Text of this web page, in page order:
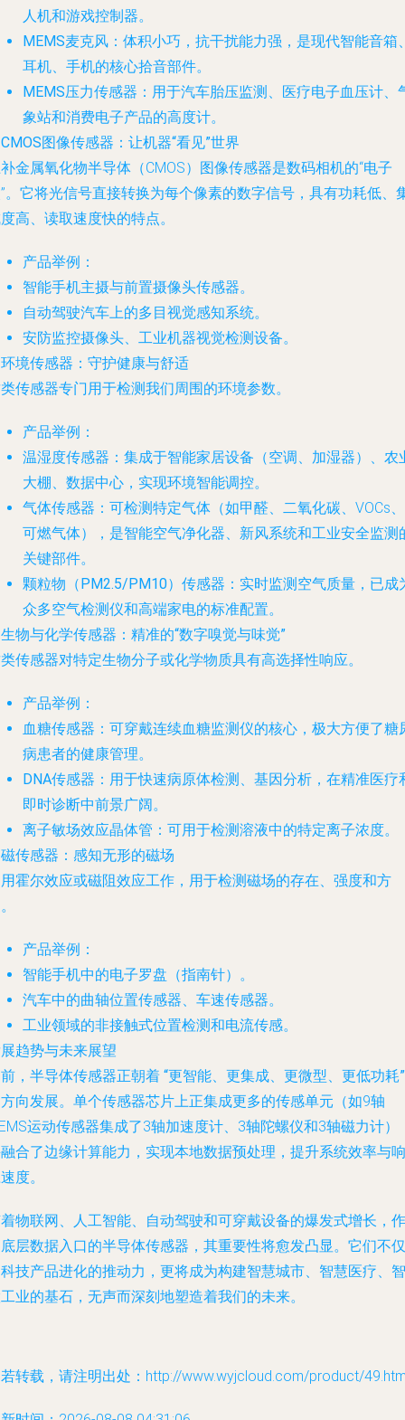
人机和游戏控制器。
MEMS麦克风 ：体积小巧，抗干扰能力强，是现代智能音箱
耳机、手机的核心拾音部件。
MEMS压力传感器 ：用于汽车胎压监测、医疗电子血压计、
象站和消费电子产品的高度计。
图像传感器：让机器“看见”世界
金属氧化物半导体（CMOS）图像传感器是数码相机的“电子
。它将光信号直接转换为每个像素的数字信号，具有功耗低、
高、读取速度快的特点。
产品举例 ：
智能手机主摄与前置摄像头传感器。
自动驾驶汽车上的多目视觉感知系统。
安防监控摄像头、工业机器视觉检测设备。
境传感器：守护健康与舒适
传感器专门用于检测我们周围的环境参数。
产品举例 ：
温湿度传感器 ：集成于智能家居设备（空调、加湿器）、农
大棚、数据中心，实现环境智能调控。
气体传感器 ：可检测特定气体（如甲醛、二氧化碳、VOCs、
可燃气体），是智能空气净化器、新风系统和工业安全监测
关键部件。
颗粒物（PM2.5/PM10）传感器 ：实时监测空气质量，已成
众多空气检测仪和高端家电的标准配置。
物与化学传感器：精准的“数字嗅觉与味觉”
传感器对特定生物分子或化学物质具有高选择性响应。
产品举例 ：
血糖传感器 ：可穿戴连续血糖监测仪的核心，极大方便了糖
病患者的健康管理。
DNA传感器 ：用于快速病原体检测、基因分析，在精准医疗
即时诊断中前景广阔。
离子敏场效应晶体管 ：可用于检测溶液中的特定离子浓度。
传感器：感知无形的磁场
霍尔效应或磁阻效应工作，用于检测磁场的存在、强度和方
产品举例 ：
智能手机中的电子罗盘（指南针）。
汽车中的曲轴位置传感器、车速传感器。
工业领域的非接触式位置检测和电流传感。
趋势与未来展望
，半导体传感器正朝着 “更智能、更集成、更微型、更低功耗”
向发展。单个传感器芯片上正集成更多的传感单元（如9轴
运动传感器集成了3轴加速度计、3轴陀螺仪和3轴磁力计）
合了边缘计算能力，实现本地数据预处理，提升系统效率与响
度。
物联网、人工智能、自动驾驶和可穿戴设备的爆发式增长，作
层数据入口的半导体传感器，其重要性将愈发凸显。它们不仅
技产品进化的推动力，更将成为构建智慧城市、智慧医疗、智
业的基石，无声而深刻地塑造着我们的未来。
转载，请注明出处：http://www.wyjcloud.com/product/